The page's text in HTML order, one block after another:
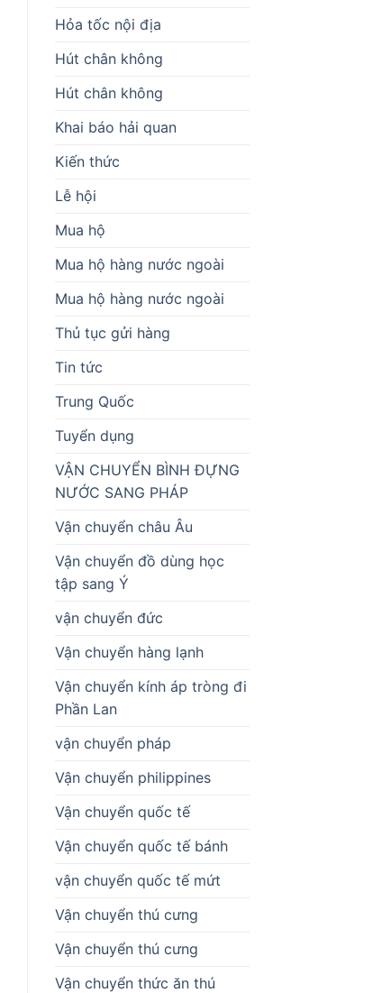
Hỏa tốc nội địa
Hút chân không
Hút chân không
Khai báo hải quan
Kiến thức
Lễ hội
Mua hộ
Mua hộ hàng nước ngoài
Mua hộ hàng nước ngoài
Thủ tục gửi hàng
Tin tức
Trung Quốc
Tuyển dụng
VẬN CHUYỂN BÌNH ĐỰNG
NƯỚC SANG PHÁP
Vận chuyển châu Âu
Vận chuyển đồ dùng học
tập sang Ý
vận chuyển đức
Vận chuyển hàng lạnh
Vận chuyển kính áp tròng đi
Phần Lan
vận chuyển pháp
Vận chuyển philippines
Vận chuyển quốc tế
Vận chuyển quốc tế bánh
vận chuyển quốc tế mứt
Vận chuyển thú cưng
Vận chuyển thú cưng
Vận chuyển thức ăn thú